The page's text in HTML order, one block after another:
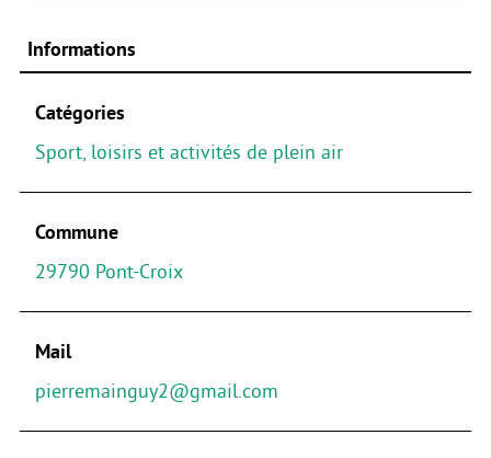
Informations
Catégories
Sport, loisirs et activités de plein air
Commune
29790 Pont-Croix
Mail
pierremainguy2@gmail.com